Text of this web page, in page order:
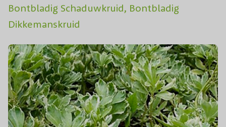
Bontbladig Schaduwkruid, Bontbladig
Dikkemanskruid